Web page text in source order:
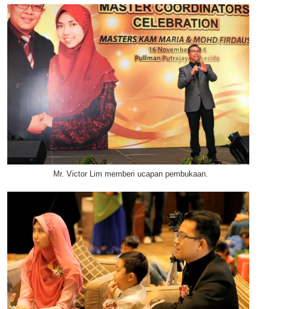
Mr. Victor Lim memberi ucapan pembukaan.